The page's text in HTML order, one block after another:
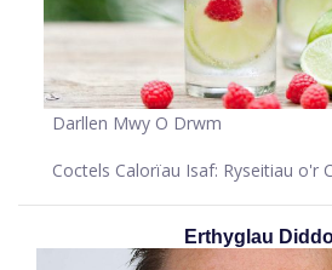
Darllen Mwy O Drwm
Coctels Calorïau Isaf: Ryseitiau o'r
Erthyglau